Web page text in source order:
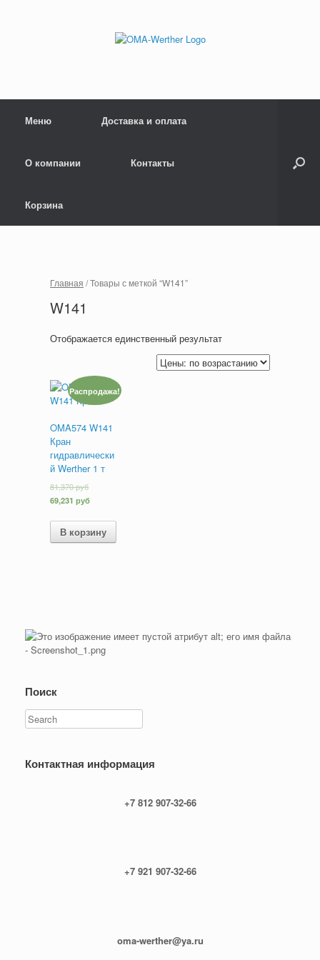
Меню Доставка и оплата
О компании Контакты
Корзина
Главная / Товары с меткой “W141”
W141
Отображается единственный результат
Распродажа!
OMA574 W141
Кран
гидравлически
й Werther 1 т
81,370руб
69,231 руб
В корзину
Поиск
Search
Контактная информация
+7 812 907-32-66
+7 921 907-32-66
oma-werther@ya.ru